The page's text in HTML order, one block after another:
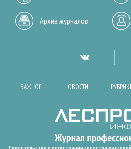
Архив журналов
ВАЖНОЕ НОВОСТИ